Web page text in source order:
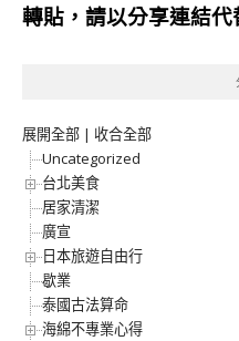
轉貼，請以分享連結
展開全部 | 收合全部
Uncategorized
台北美食
居家清潔
廣宣
日本旅遊自由行
歇業
泰國古法算命
海綿不專業心得